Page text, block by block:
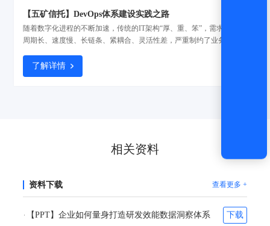
【五矿信托】DevOps体系建设实践之路
随着数字化进程的不断加速，传统的IT架构“厚、重、笨”，需求支撑的
周期长、速度慢、长链条、紧耦合、灵活性差，严重制约了业务创新模
DevOps工具链加强流程体系建设，用统一的工具链实现稳敏双态实践
并行，确保项目质量与管理的“可视、可管、可控、可信”。
了解详情
相关资料
资料下载 查看更多 +
【PPT】企业如何量身打造研发效能数据洞察体系 下载